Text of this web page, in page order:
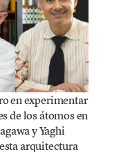
en experimentar
de los átomos en
y Yaghi
arquitectura